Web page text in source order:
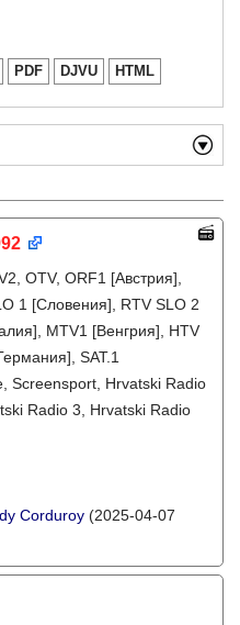
PDF DJVU HTML
OTV, ORF1 [Австрия],
1 [Словения], RTV SLO 2
MTV1 [Венгрия], HTV
SAT.1
Screensport, Hrvatski Radio
Radio 3, Hrvatski Radio
Corduroy (2025-04-07